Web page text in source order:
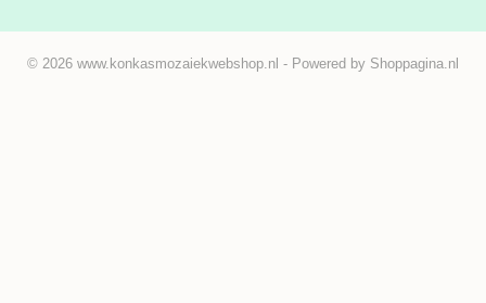
© 2026 www.konkasmozaiekwebshop.nl - Powered by Shoppagina.nl